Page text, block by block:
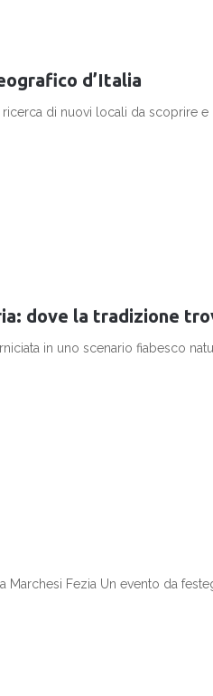
d’Italia
di nuovi locali da scoprire
dove la tradizione
in uno scenario fiabesco
Marchesi Fezia Un evento da